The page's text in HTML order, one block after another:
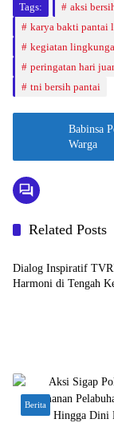
Tags: aksi
karya bakti pantai
kegiatan
peringatan hari
tni bersih pantai
Babinsa
Warga
Related Posts
Bali Nusra
Dialog Inspiratif
Harmoni di Tengah
Berita